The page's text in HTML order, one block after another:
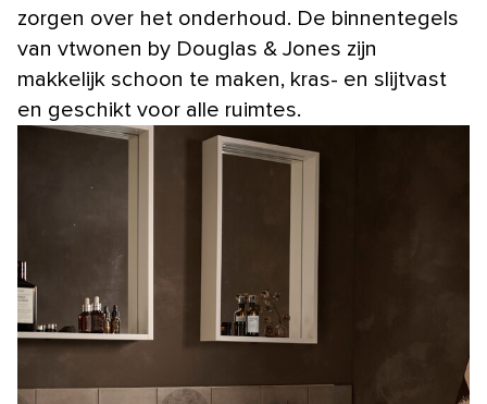
zorgen over het onderhoud. De binnentegels
van vtwonen by Douglas & Jones zijn
makkelijk schoon te maken, kras- en slijtvast
en geschikt voor alle ruimtes.